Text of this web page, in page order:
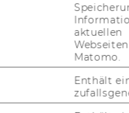
WEBSEITE
MEDIA
aktuellen
Matomo.
Enthält